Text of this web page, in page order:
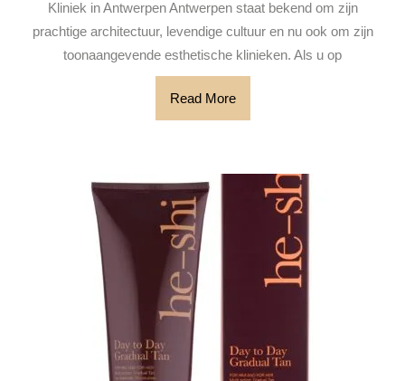
Kliniek in Antwerpen Antwerpen staat bekend om zijn
prachtige architectuur, levendige cultuur en nu ook om zijn
toonaangevende esthetische klinieken. Als u op
Read MoreRead
More